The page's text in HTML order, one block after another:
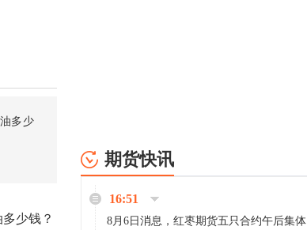
多少
少钱？
期货快讯
16:51
8月6日消息，红枣期货五只合约午后集体